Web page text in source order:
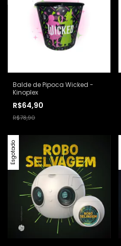
Balde de Pipoca Wicked -
Kinoplex
R$64,90
R$78,90
Esgotado